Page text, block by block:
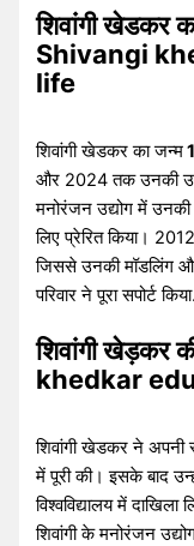
शिवांगी खेडकर
Shivangi
life
शिवांगी खेडकर का जन्म
और 2024 तक उनकी
मनोरंजन उद्योग में
लिए प्रेरित किया।
जिससे उनकी मॉडलिंग
परिवार ने पूरा सपोर्ट
शिवांगी खेड़कर
khedkar
शिवांगी खेडकर ने अपनी
में पूरी की। इसके बाद
विश्वविद्यालय में
शिवांगी के मनोरंजन